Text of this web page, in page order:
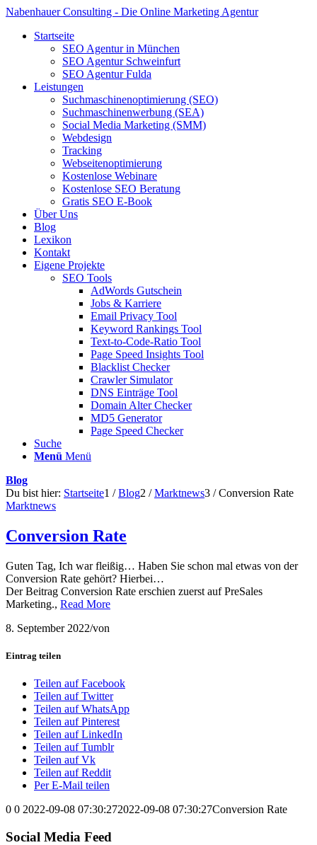
Nabenhauer Consulting - Die Online Marketing Agentur
Startseite
SEO Agentur in München
SEO Agentur Schweinfurt
SEO Agentur Fulda
Leistungen
Suchmaschinenoptimierung (SEO)
Suchmaschinenwerbung (SEA)
Social Media Marketing (SMM)
Webdesign
Tracking
Webseitenoptimierung
Kostenlose Webinare
Kostenlose SEO Beratung
Gratis SEO E-Book
Über Uns
Blog
Lexikon
Kontakt
Eigene Projekte
SEO Tools
AdWords Gutschein
Jobs & Karriere
Email Privacy Tool
Keyword Rankings Tool
Text-to-Code-Ratio Tool
Page Speed Insights Tool
Blacklist Checker
Crawler Simulator
DNS Einträge Tool
Domain Alter Checker
MD5 Generator
Page Speed Checker
Suche
Menü Menü
Blog
Du bist hier: Startseite1 / Blog2 / Marktnews3 / Conversion Rate
Marktnews
Conversion Rate
Guten Tag, Ich war fleißig… Haben Sie schon mal etwas von der
Conversion Rate gehört? Hierbei…
Der Beitrag Conversion Rate erschien zuerst auf PreSales
Marketing., Read More
8. September 2022/von
Eintrag teilen
Teilen auf Facebook
Teilen auf Twitter
Teilen auf WhatsApp
Teilen auf Pinterest
Teilen auf LinkedIn
Teilen auf Tumblr
Teilen auf Vk
Teilen auf Reddit
Per E-Mail teilen
0 0 2022-09-08 07:30:272022-09-08 07:30:27Conversion Rate
Social Media Feed